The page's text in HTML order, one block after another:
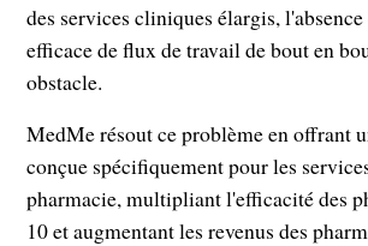
des services cliniques élargis,
efficace de flux de travail de bout en
obstacle.
MedMe résout ce problème en offrant
conçue spécifiquement pour les
pharmacie, multipliant l'efficacité des
10 et augmentant les revenus des